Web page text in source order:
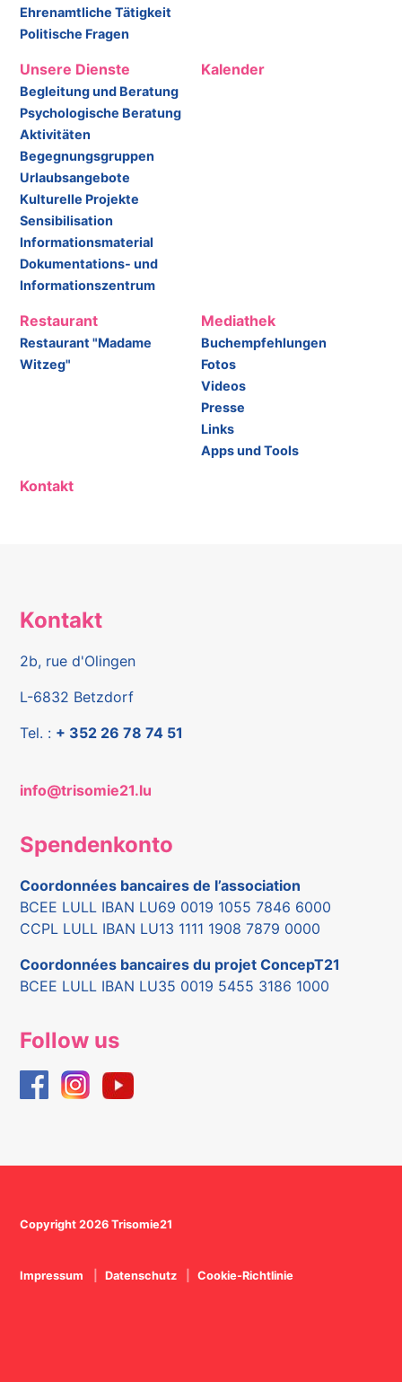
Ehrenamtliche Tätigkeit
Politische Fragen
Unsere Dienste
Begleitung und Beratung
Psychologische Beratung
Aktivitäten
Begegnungsgruppen
Urlaubsangebote
Kulturelle Projekte
Sensibilisation
Informationsmaterial
Dokumentations- und
Informationszentrum
Kalender
Restaurant
Restaurant "Madame
Witzeg"
Mediathek
Buchempfehlungen
Fotos
Videos
Presse
Links
Apps und Tools
Kontakt
Kontakt
2b, rue d'Olingen
L-6832 Betzdorf
Tel. : + 352 26 78 74 51
info@trisomie21.lu
Spendenkonto
Coordonnées bancaires de l’association
BCEE LULL IBAN LU69 0019 1055 7846 6000
CCPL LULL IBAN LU13 1111 1908 7879 0000
Coordonnées bancaires du projet ConcepT21
BCEE LULL IBAN LU35 0019 5455 3186 1000
Follow us
Copyright 2026 Trisomie21
Impressum Datenschutz Cookie-Richtlinie